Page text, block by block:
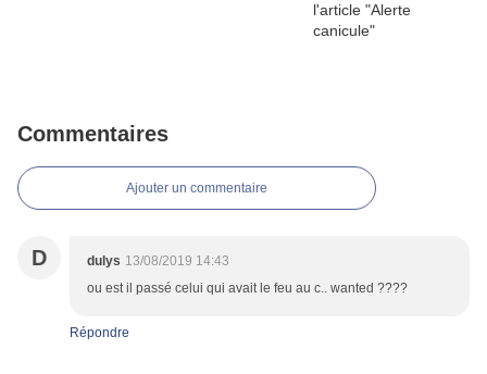
Commentaires
Ajouter un commentaire
D dulys 13/08/2019 14:43
ou est il passé celui qui avait le feu au c.. wanted ????
Répondre